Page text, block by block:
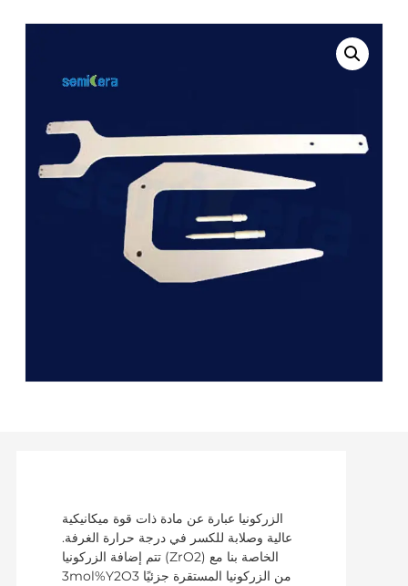
الزركونيا عبارة عن مادة ذات قوة ميكانيكية
عالية وصلابة للكسر في درجة حرارة الغرفة.
تتم إضافة الزركونيا (ZrO2) الخاصة بنا مع
3mol%Y2O3 من الزركونيا المستقرة جزئيًا